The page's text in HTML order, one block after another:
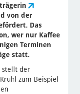
von der
Das
wer nur Kaffee
Terminen
statt.
stellt der
zum Beispiel